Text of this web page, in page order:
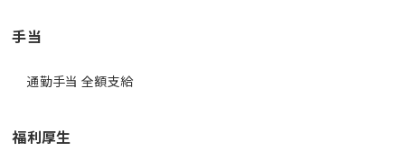
手当
通勤手当 全額支給
福利厚生